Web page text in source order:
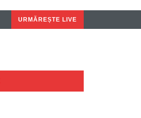
URMĂREȘTE LIVE